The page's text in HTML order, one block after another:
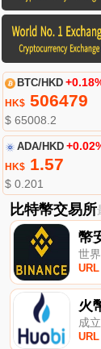
BTC/HKD
HK$506479
$ 65008.2
ADA/HKD
HK$1.57
$ 0.201
比特幣交易所
幣
世
火
成